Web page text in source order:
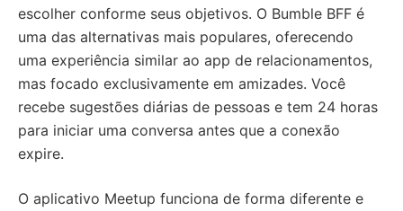
escolher conforme seus objetivos. O Bumble BFF é
uma das alternativas mais populares, oferecendo
uma experiência similar ao app de relacionamentos,
mas focado exclusivamente em amizades. Você
recebe sugestões diárias de pessoas e tem 24 horas
para iniciar uma conversa antes que a conexão
expire.
O aplicativo Meetup funciona de forma diferente e